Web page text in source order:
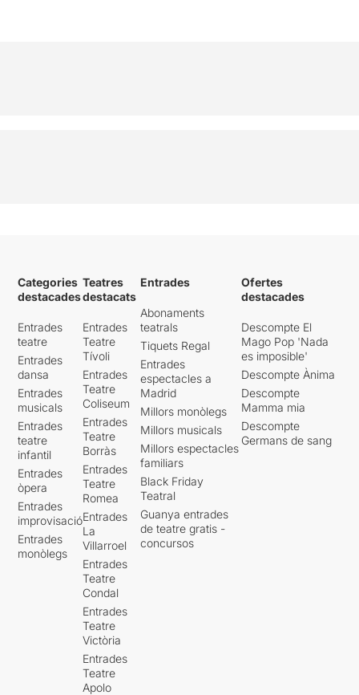
Categories
destacades
Entrades
teatre
Entrades
dansa
Entrades
musicals
Entrades
teatre
infantil
Entrades
òpera
Entrades
improvisació
Entrades
monòlegs
Teatres
destacats
Entrades
Teatre
Tívoli
Entrades
Teatre
Coliseum
Entrades
Teatre
Borràs
Entrades
Teatre
Romea
Entrades
La
Villarroel
Entrades
Teatre
Condal
Entrades
Teatre
Victòria
Entrades
Teatre
Apolo
Entrades
Abonaments
teatrals
Tiquets Regal
Entrades
espectacles a
Madrid
Millors monòlegs
Millors musicals
Millors espectacles
familiars
Black Friday
Teatral
Guanya entrades
de teatre gratis -
concursos
Ofertes
destacades
Descompte El
Mago Pop 'Nada
es imposible'
Descompte Ànima
Descompte
Mamma mia
Descompte
Germans de sang